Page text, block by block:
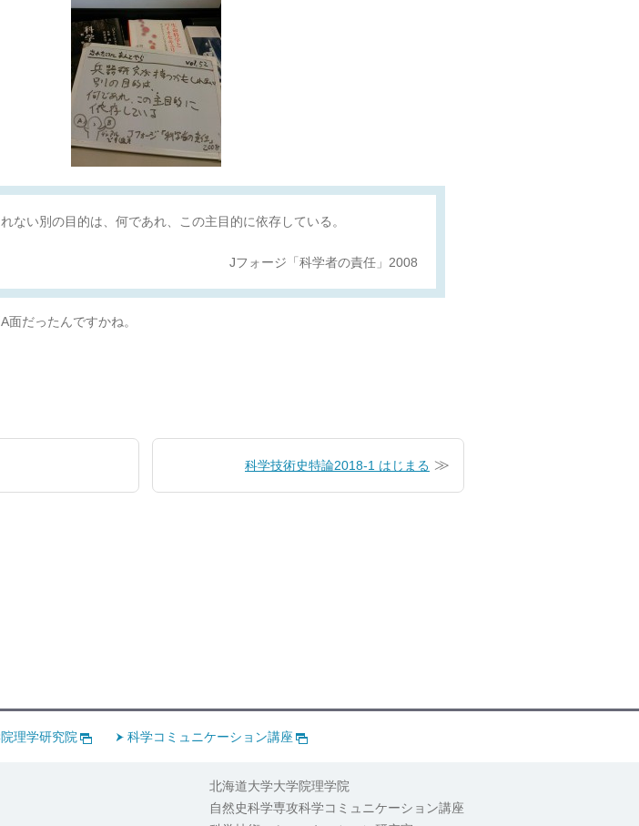
ない別の目的は、何であれ、この主目的に依存している。
Jフォージ「科学者の責任」2008
面だったんですかね。
科学技術史特論2018-1 はじまる
理学研究院 科学コミュニケーション講座
北海道大学大学院理学院
自然史科学専攻科学コミュニケーション講座